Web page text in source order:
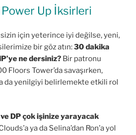
Up İksirleri
için yeterince iyi değilse, yeni,
bir göz atın:30 dakika
ne dersiniz? Bir patronu
Floors Tower’da savaşırken,
da yenilgiyi belirlemekte etkili rol
DP çok işinize yarayacak
ya da Selina’dan Ron’a yol